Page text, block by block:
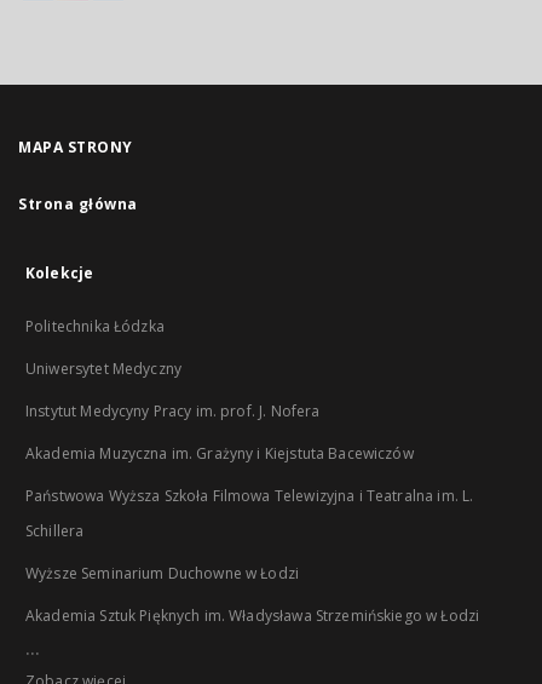
MAPA STRONY
Strona główna
Kolekcje
Politechnika Łódzka
Uniwersytet Medyczny
Instytut Medycyny Pracy im. prof. J. Nofera
Akademia Muzyczna im. Grażyny i Kiejstuta Bacewiczów
Państwowa Wyższa Szkoła Filmowa Telewizyjna i Teatralna im. L.
Schillera
Wyższe Seminarium Duchowne w Łodzi
Akademia Sztuk Pięknych im. Władysława Strzemińskiego w Łodzi
...